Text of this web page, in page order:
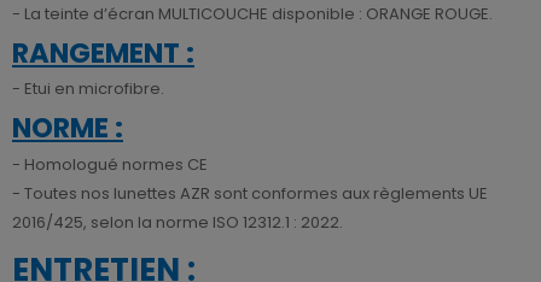
- La teinte d’écran MULTICOUCHE disponible : ORANGE ROUGE.
RANGEMENT :
- Etui en microfibre.
NORME :
- Homologué normes CE
- Toutes nos lunettes AZR sont conformes aux règlements UE
2016/425, selon la norme ISO 12312.1 : 2022.
ENTRETIEN :